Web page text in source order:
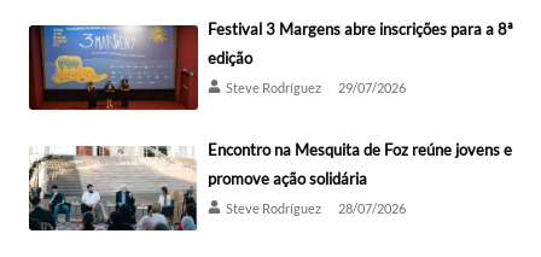
Festival 3 Margens abre inscrições para a 8ª
edição
Steve Rodríguez 29/07/2026
Encontro na Mesquita de Foz reúne jovens e
promove ação solidária
Steve Rodríguez 28/07/2026